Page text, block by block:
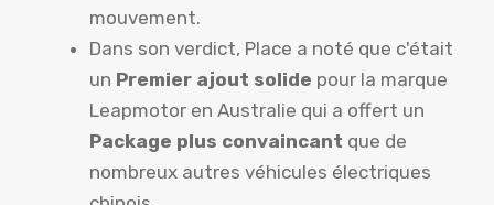
mouvement.
Dans son verdict, Place a noté que c'était
un Premier ajout solide pour la marque
Leapmotor en Australie qui a offert un
Package plus convaincant que de
nombreux autres véhicules électriques